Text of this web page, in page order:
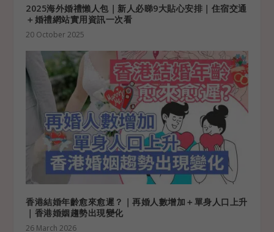
2025海外婚禮懶人包｜新人必睇9大貼心安排｜住宿交通
＋婚禮網站實用資訊一次看
20 October 2025
香港結婚年齡愈來愈遲？｜再婚人數增加＋單身人口上升
｜香港婚姻趨勢出現變化
26 March 2026